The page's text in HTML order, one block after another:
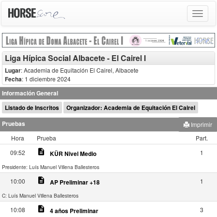
Toggle
Liga Hípica Social Albacete - El Cairel I
Lugar: Academia de Equitación El Cairel, Albacete
Fecha: 1 diciembre 2024
Información General
Listado de Inscritos
Organizador: Academia de Equitación El Cairel
Pruebas
Imprimir
Hora
Prueba
Part.
09:52
description KÜR Nivel Medio 1
Presidente: Luís Manuel Villena Ballesteros
10:00 description AP Preliminar +18 1
C: Luís Manuel Villena Ballesteros
10:08 description 4 años Preliminar 3